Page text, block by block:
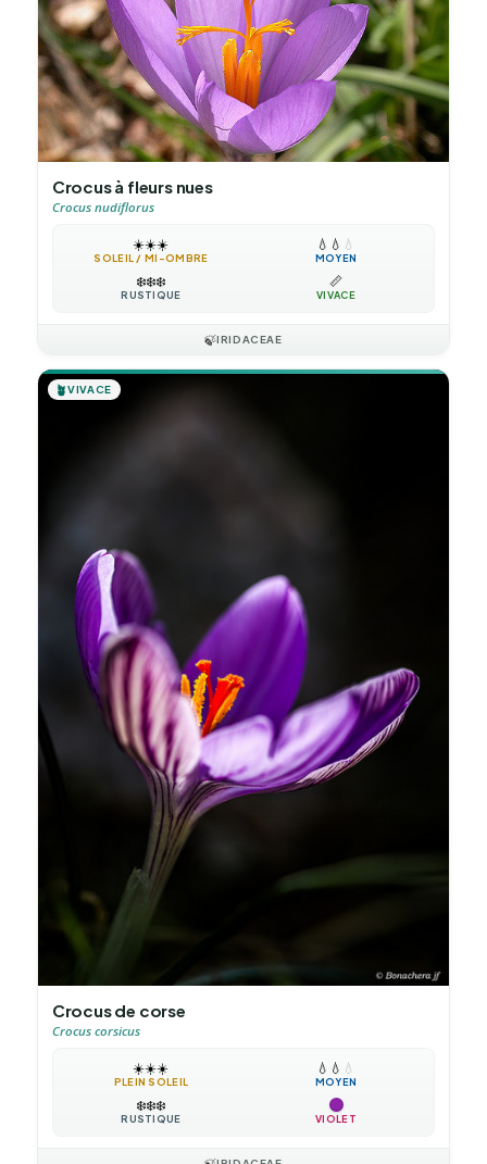
Crocus à fleurs nues
Crocus nudiflorus
☀️☀️☀️
SOLEIL / MI-OMBRE
💧 💧 💧
MOYEN
❄️❄️❄️
RUSTIQUE
📏
VIVACE
🍃IRIDACEAE
🪴VIVACE
Crocus de corse
Crocus corsicus
☀️☀️☀️
PLEIN SOLEIL
💧 💧 💧
MOYEN
❄️❄️❄️
RUSTIQUE VIOLET